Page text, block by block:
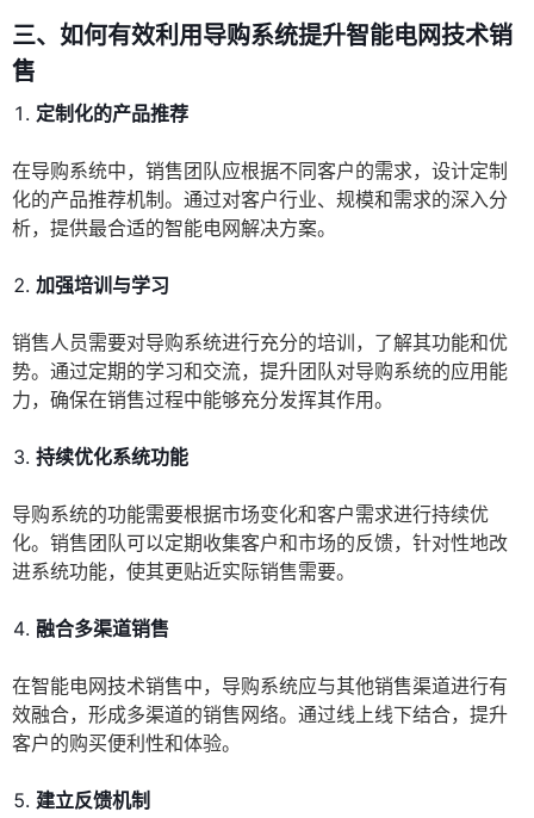
三、如何有效利用导购系统提升智能电网技术销
售
定制化的产品推荐
在导购系统中，销售团队应根据不同客户的需求，设计定制
化的产品推荐机制。通过对客户行业、规模和需求的深入分
析，提供最合适的智能电网解决方案。
加强培训与学习
销售人员需要对导购系统进行充分的培训，了解其功能和优
势。通过定期的学习和交流，提升团队对导购系统的应用能
力，确保在销售过程中能够充分发挥其作用。
持续优化系统功能
导购系统的功能需要根据市场变化和客户需求进行持续优
化。销售团队可以定期收集客户和市场的反馈，针对性地改
进系统功能，使其更贴近实际销售需要。
融合多渠道销售
在智能电网技术销售中，导购系统应与其他销售渠道进行有
效融合，形成多渠道的销售网络。通过线上线下结合，提升
客户的购买便利性和体验。
建立反馈机制